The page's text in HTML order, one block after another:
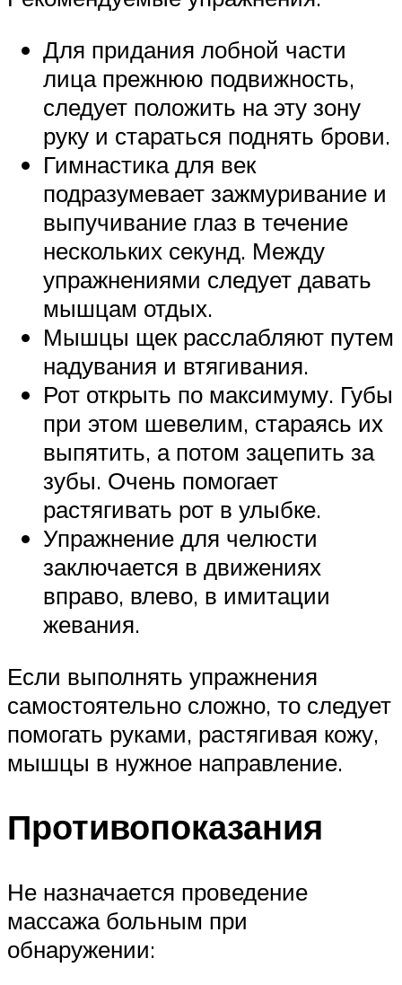
Для придания лобной части
лица прежнюю подвижность,
следует положить на эту зону
руку и стараться поднять брови.
Гимнастика для век
подразумевает зажмуривание и
выпучивание глаз в течение
нескольких секунд. Между
упражнениями следует давать
мышцам отдых.
Мышцы щек расслабляют путем
надувания и втягивания.
Рот открыть по максимуму. Губы
при этом шевелим, стараясь их
выпятить, а потом зацепить за
зубы. Очень помогает
растягивать рот в улыбке.
Упражнение для челюсти
заключается в движениях
вправо, влево, в имитации
жевания.
Если выполнять упражнения
самостоятельно сложно, то следует
помогать руками, растягивая кожу,
мышцы в нужное направление.
Противопоказания
Не назначается проведение
массажа больным при
обнаружении: